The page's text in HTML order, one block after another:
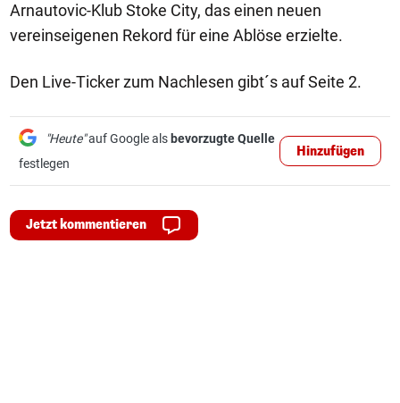
Arnautovic-Klub Stoke City, das einen neuen
vereinseigenen Rekord für eine Ablöse erzielte.
Den Live-Ticker zum Nachlesen gibt´s auf Seite 2.
"Heute"auf Google als bevorzugte Quelle
festlegen
Hinzufügen
Jetzt kommentieren